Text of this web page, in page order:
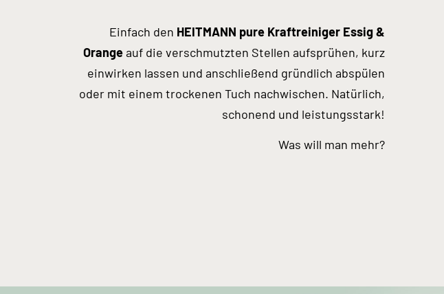
Einfach den HEITMANN pure Kraftreiniger Essig &
Orangeauf die verschmutzten Stellen aufsprühen, kurz
einwirken lassen und anschließend gründlich abspülen
oder mit einem trockenen Tuch nachwischen. Natürlich,
schonend und leistungsstark!
Was will man mehr?